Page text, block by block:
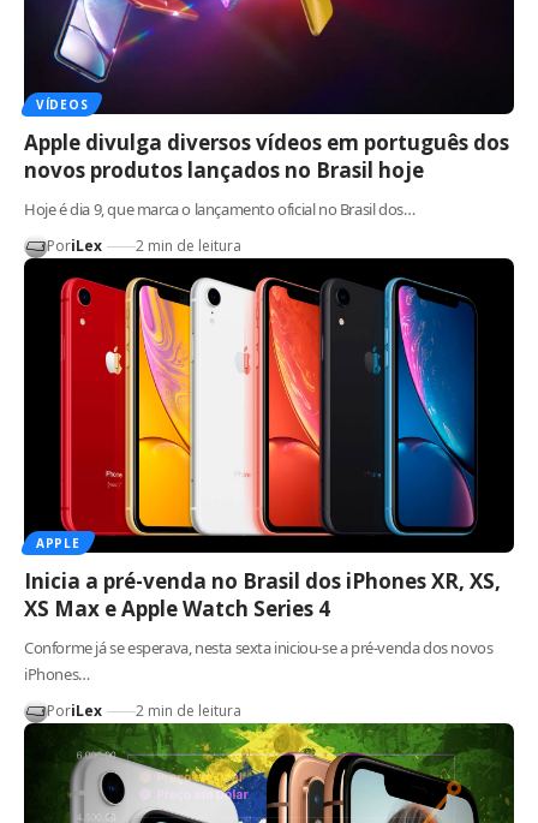
VÍDEOS
Apple divulga diversos vídeos em português dos
novos produtos lançados no Brasil hoje
Hoje é dia 9, que marca o lançamento oficial no Brasil dos…
PoriLex 2 min de leitura
APPLE
Inicia a pré-venda no Brasil dos iPhones XR, XS,
XS Max e Apple Watch Series 4
Conforme já se esperava, nesta sexta iniciou-se a pré-venda dos novos
iPhones…
PoriLex 2 min de leitura